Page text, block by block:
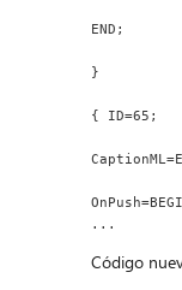
END;
}
{ ID=65;
...
Código